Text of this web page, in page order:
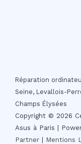
Réparation
Seine, Levallois-
Champs Élysées
Copyright © 2026
Asus à Paris |
Partner
Mentions